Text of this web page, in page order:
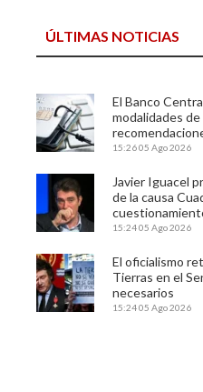
ÚLTIMAS NOTICIAS
El Banco
modalidades
15:2605 Ago 2026
Javier Iguacel
de la causa
15:2405 Ago 2026
El oficialismo
Tierras en el
necesarios
15:2405 Ago 2026